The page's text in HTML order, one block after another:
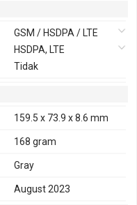
GSM / HSDPA / LTE
HSDPA 850,
HSDPA, LTE
Tidak
159.5 x 73.9 x 8.6 mm
168 gram
Gray
August 2023